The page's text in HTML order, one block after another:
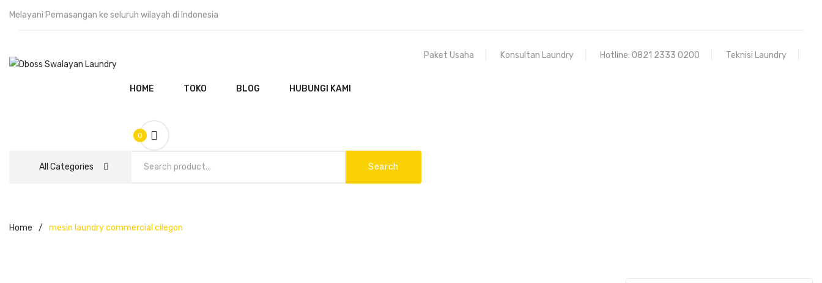
Melayani Pemasangan ke seluruh wilayah di Indonesia
Paket Usaha Konsultan Laundry Hotline: 0821 2333 0200 Teknisi Laundry
HOME TOKO BLOG HUBUNGI KAMI
0
All Categories Search
Home / mesin laundry commercial cilegon